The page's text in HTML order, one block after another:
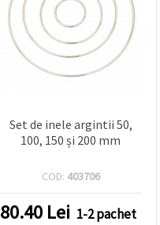
Set de inele argintii 50,
100, 150 și 200 mm
COD: 403706
80.40 Lei 1-2 pachet